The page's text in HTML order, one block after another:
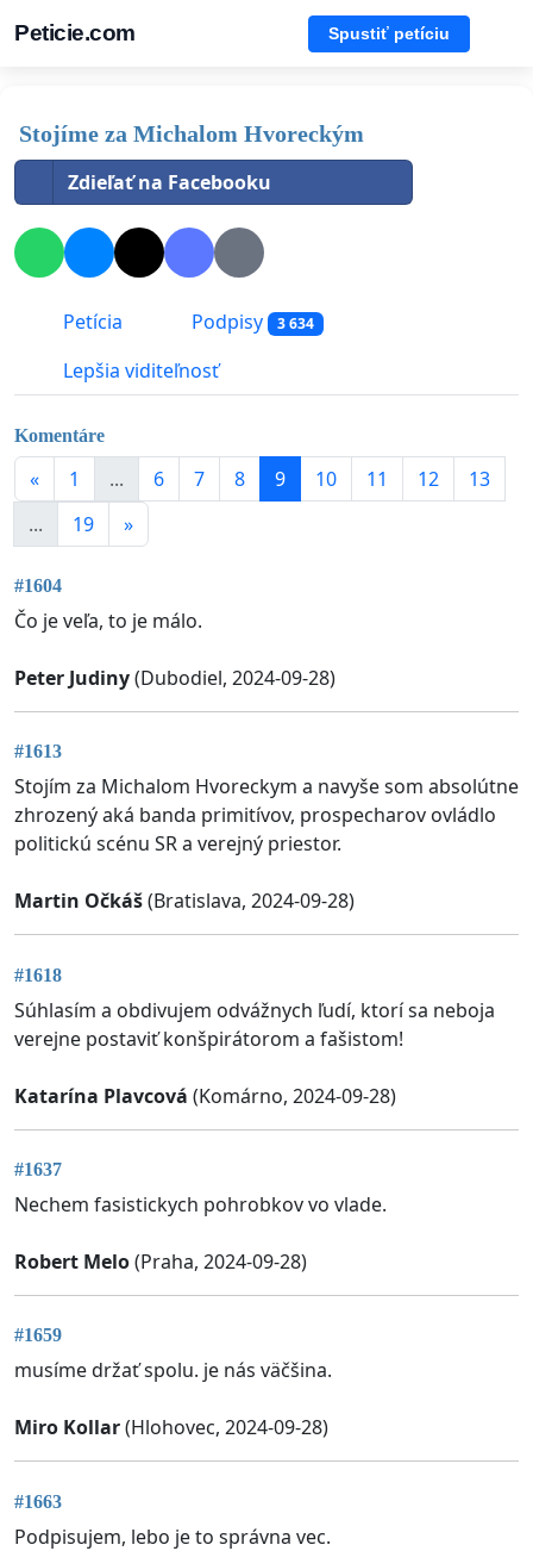
Peticie.com Spustiť petíciu
Stojíme za Michalom Hvoreckým
Zdieľať na Facebooku
Petícia Podpisy 3 634
Lepšia viditeľnosť
Komentáre
« 1 ... 6 7 8 9 10 11 12
13
...
19 »
#1604
Čo je veľa, to je málo.
Peter Judiny(Dubodiel, 2024-09-28)
#1613
Stojím za Michalom Hvoreckym a navyše som absolútne
zhrozený aká banda primitívov, prospecharov ovládlo
politickú scénu SR a verejný priestor.
Martin Očkáš(Bratislava, 2024-09-28)
#1618
Súhlasím a obdivujem odvážnych ľudí, ktorí sa neboja
verejne postaviť konšpirátorom a fašistom!
Katarína Plavcová (Komárno, 2024-09-28)
#1637
Nechem fasistickych pohrobkov vo vlade.
Robert Melo(Praha, 2024-09-28)
#1659
musíme držať spolu. je nás väčšina.
Miro Kollar(Hlohovec, 2024-09-28)
#1663
Podpisujem, lebo je to správna vec.